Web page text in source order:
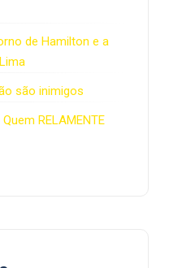
de Hamilton e a
são inimigos
Quem RELAMENTE